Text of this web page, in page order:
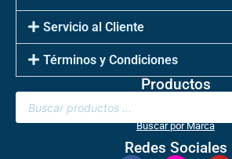
Servicio al Cliente
Términos y Condiciones
Productos
Buscar por Marca
Redes Sociales